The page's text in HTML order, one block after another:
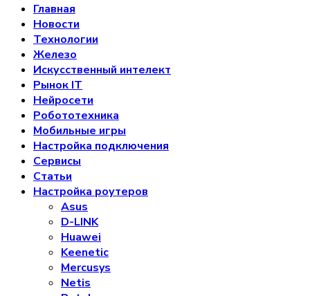
Главная
Новости
Технологии
Железо
Искусственный интелект
Рынок IT
Нейросети
Робототехника
Мобильные игры
Настройка подключения
Сервисы
Статьи
Настройка роутеров
Asus
D-LINK
Huawei
Keenetic
Mercusys
Netis